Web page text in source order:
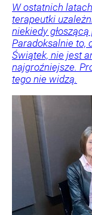
W ostatnich
terapeutki
niekiedy
Paradoksalnie to,
Świątek, nie jest
najgroźniejsze.
tego nie widzą.